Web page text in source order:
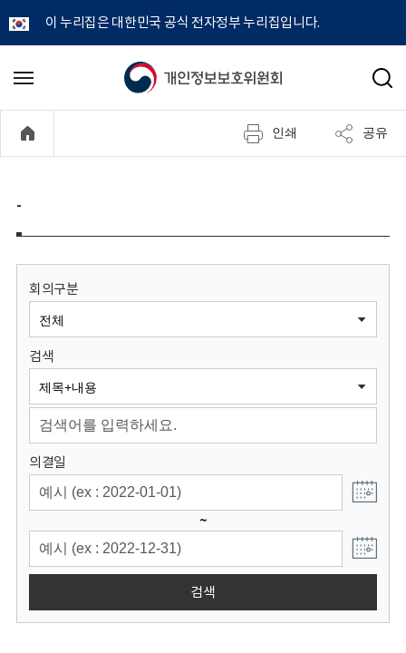
이 누리집은 대한민국 공식 전자정부 누리집입니다.
개
정
보
원
회
메
기
검
인쇄 공유
-
회의구분
검색
의결일
~
검색